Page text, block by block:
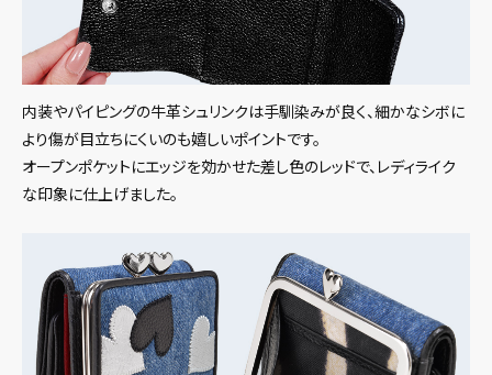
内装やパイピングの牛革シュリンクは手馴染みが良く、細かなシボに
より傷が目立ちにくいのも嬉しいポイントです。
オープンポケットにエッジを効かせた差し色のレッドで、レディライク
な印象に仕上げました。